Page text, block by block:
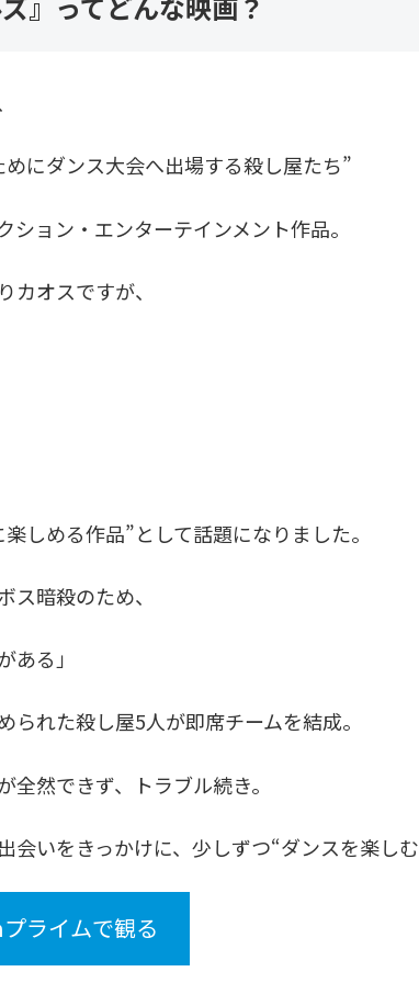
にダンス大会へ出場する殺し屋たち”
ション・エンターテインメント作品。
カオスですが、
しめる作品”として話題になりました。
ス暗殺のため、
ある」
られた殺し屋5人が即席チームを結成。
全然できず、トラブル続き。
会いをきっかけに、少しずつ“ダンスを楽し
ライムで観る